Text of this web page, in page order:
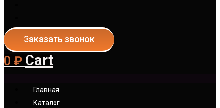
Заказать звонок
0 ₽ Cart
Главная
Каталог